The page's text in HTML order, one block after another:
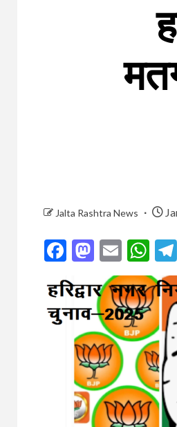
Jalta Rashtra News
Facebook
Email